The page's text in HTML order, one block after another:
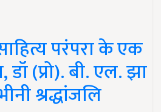
परंपरा के एक
(प्रो). बी. एल. झा
श्रद्धांजलि